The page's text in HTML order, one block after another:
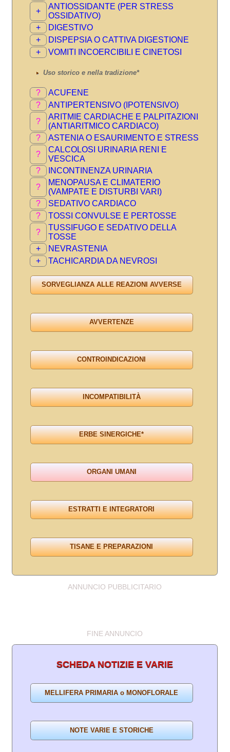
+
ANTIOSSIDANTE (PER STRESS
OSSIDATIVO)
+
DIGESTIVO
+
DISPEPSIA O CATTIVA DIGESTIONE
+
VOMITI INCOERCIBILI E CINETOSI
Uso storico e nella tradizione*
?
ACUFENE
?
ANTIPERTENSIVO (IPOTENSIVO)
?
ARITMIE CARDIACHE E PALPITAZIONI
(ANTIARITMICO CARDIACO)
?
ASTENIA O ESAURIMENTO E STRESS
?
CALCOLOSI URINARIA RENI E
VESCICA
?
INCONTINENZA URINARIA
?
MENOPAUSA E CLIMATERIO
(VAMPATE E DISTURBI VARI)
?
SEDATIVO CARDIACO
?
TOSSI CONVULSE E PERTOSSE
?
TUSSIFUGO E SEDATIVO DELLA
TOSSE
+
NEVRASTENIA
+
TACHICARDIA DA NEVROSI
ANNUNCIO PUBBLICITARIO
FINE ANNUNCIO
SCHEDA NOTIZIE E VARIE